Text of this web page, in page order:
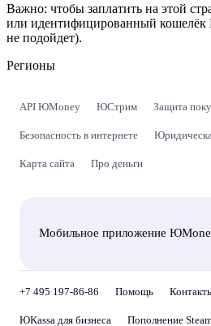
Важно: чтобы заплатить на этой
или идентифицированный
не подойдет).
Регионы
API ЮMoney ЮСтрим Защита
Безопасность в интернете
Карта сайта Про деньги
Мобильное приложение
+7 495 197-86-86 Помощь
ЮKassa для бизнеса Пополнение